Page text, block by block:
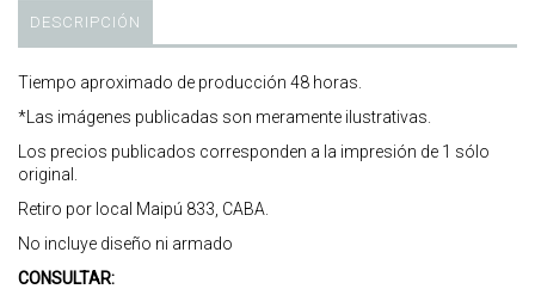
DESCRIPCIÓN
Tiempo aproximado de producción 48 horas.
*Las imágenes publicadas son meramente ilustrativas.
Los precios publicados corresponden a la impresión de 1 sólo
original.
Retiro por local Maipú 833, CABA.
No incluye diseño ni armado
CONSULTAR: